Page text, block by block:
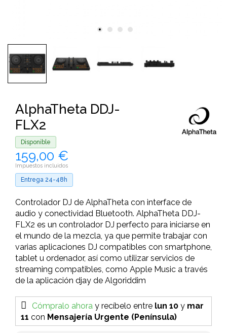
AlphaTheta DDJ-
FLX2
Disponible
159,00 €
Impuestos incluidos
Entrega 24-48h
Controlador DJ de AlphaTheta con interface de
audio y conectividad Bluetooth. AlphaTheta DDJ-
FLX2 es un controlador DJ perfecto para iniciarse en
el mundo de la mezcla, ya que permite trabajar con
varias aplicaciones DJ compatibles con smartphone,
tablet u ordenador, así como utilizar servicios de
streaming compatibles, como Apple Music a través
de la aplicación djay de Algoriddim
Cómpralo ahora y recíbelo entre lun 10 y mar
11 con Mensajería Urgente (Península)